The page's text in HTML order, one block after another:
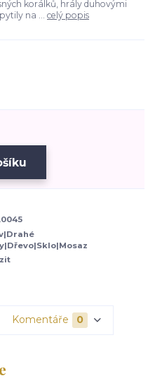
korálků, hrály duhovými
na ... celý popis
Komentáře 0